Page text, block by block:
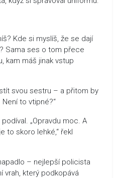
Kde si myslíš, že se dají
Sama ses o tom přece
kam máš jinak vstup
svou sestru – a přitom by
to vtipné?“
„Opravdu moc. A
to skoro lehké,“ řekl
– nejlepší policista
vrah, který podkopává